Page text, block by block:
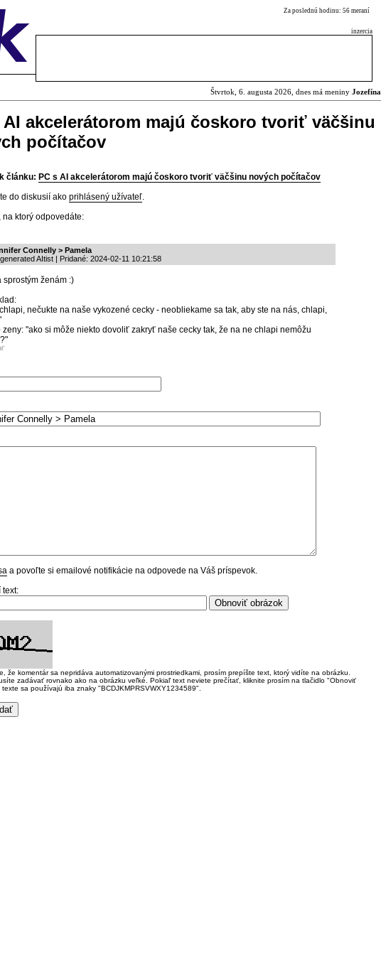
Za poslednú hodinu: 56 meraní
inzercia
Štvrtok, 6. augusta 2026, dnes má meniny Jozefína
AI akcelerátorom majú čoskoro tvoriť väčšinu
počítačov
článku: PC s AI akcelerátorom majú čoskoro tvoriť väčšinu nových počítačov
do diskusií ako prihlásený užívateľ.
na ktorý odpovedáte:
Connelly > Pamela
AItist | Pridané: 2024-02-11 10:21:58
sprostým ženám :)
nečukte na naše vykozené cecky - neobliekame sa tak, aby ste na nás, chlapi,
zeny: "ako si môže niekto dovoliť zakryť naše cecky tak, že na ne chlapi nemôžu
a povoľte si emailové notifikácie na odpovede na Váš príspevok.
text:
že komentár sa nepridáva automatizovanými prostriedkami, prosím prepíšte text, ktorý vidíte na obrázku.
zadávať rovnako ako na obrázku veľké. Pokiaľ text neviete prečítať, kliknite prosím na tlačidlo "Obnoviť
sa používajú iba znaky "BCDJKMPRSVWXY1234589".